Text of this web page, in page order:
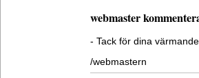
webmaster
- Tack för dina
/webmastern